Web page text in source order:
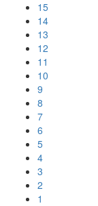
15
14
13
12
11
10
9
8
7
6
5
4
3
2
1